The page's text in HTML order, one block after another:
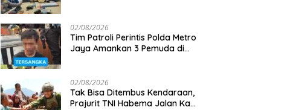
Jelang Aston Villa Pre-Season
Tour Indonesia, 1.105 Personel
Gagalkan Penyelundupan 7,9
02/08/2026
Tim Patroli Perintis Polda Metro
Jaya Amankan 3 Pemuda di
Jalanan
02/08/2026
Tak Bisa Ditembus Kendaraan,
Prajurit TNI Habema Jalan Kaki